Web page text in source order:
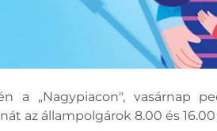
a „Nagypiacon", vasárnap
az állampolgárok 8.00 és